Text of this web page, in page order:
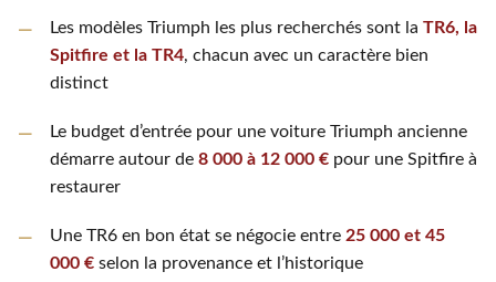
Les modèles Triumph les plus recherchés sont la TR6, la
Spitfire et la TR4, chacun avec un caractère bien
distinct
Le budget d’entrée pour une voiture Triumph ancienne
démarre autour de 8 000 à 12 000 €pour une Spitfire à
restaurer
Une TR6 en bon état se négocie entre 25 000 et 45
000 €selon la provenance et l’historique